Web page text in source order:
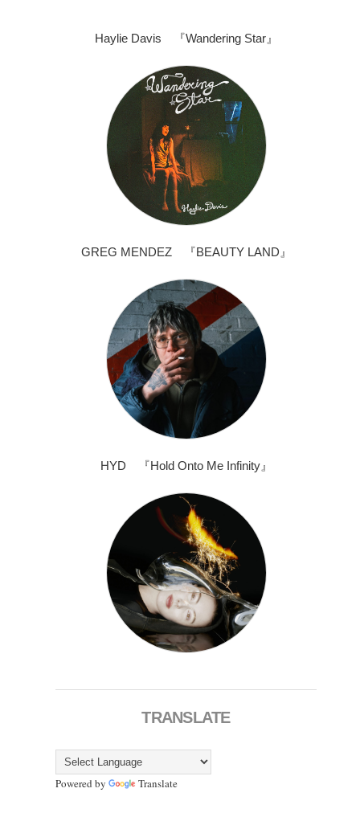
Haylie Davis 『Wandering Star』
GREG MENDEZ 『BEAUTY LAND』
HYD 『Hold Onto Me Infinity』
TRANSLATE
Powered by Translate